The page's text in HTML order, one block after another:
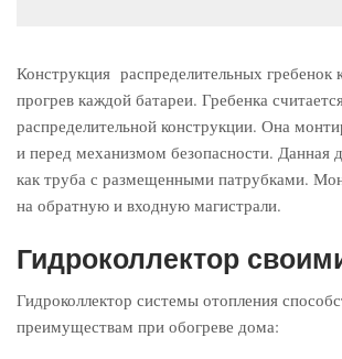
Конструкция распределительных гребенок
прогрев каждой батареи. Гребенка
распределительной конструкции. Она
и перед механизмом безопасности. Данная
как труба с размещенными патрубками.
на обратную и входную магистрали.
Гидроколлектор
Гидроколлектор системы отопления
преимуществам при обогреве дома: